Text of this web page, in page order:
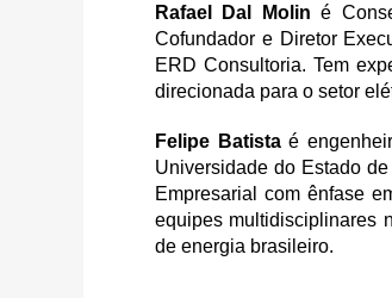
Rafael Dal Molin é
Cofundador e Diretor
ERD Consultoria. Tem
direcionada para o setor
Felipe Batistaé
Universidade do Estado
Empresarial com ênfase
equipes multidisciplinares
de energia brasileiro.